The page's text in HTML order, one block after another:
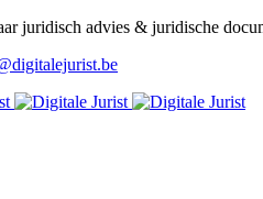
juridisch advies & juridische